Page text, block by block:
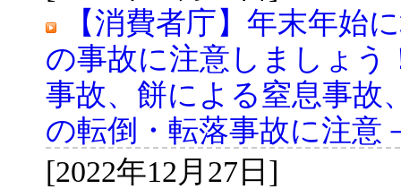
【消費者庁】年末年始
の事故に注意しましょう
事故、餅による窒息事故
の転倒・転落事故に注意
[2022年12月27日]